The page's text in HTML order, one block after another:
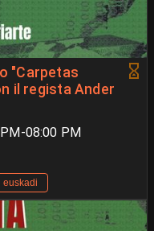
"Carpetas
08:00 PM
euskadi